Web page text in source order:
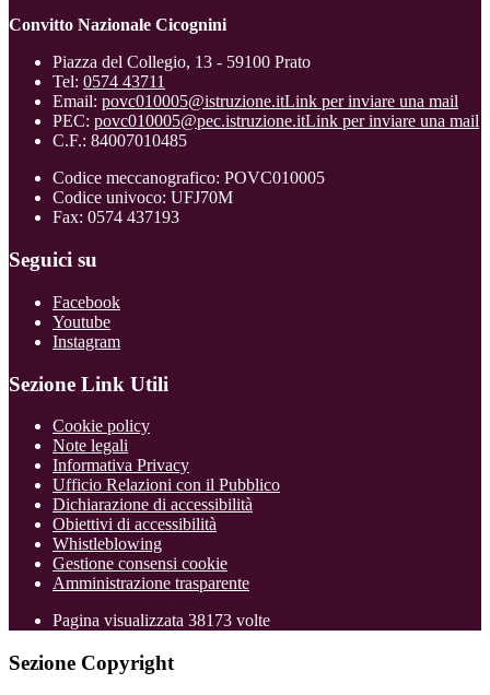
Convitto Nazionale Cicognini
Piazza del Collegio, 13 - 59100 Prato
Tel: 0574 43711
Email: povc010005@istruzione.itLink per inviare una mail
PEC: povc010005@pec.istruzione.itLink per inviare una mail
C.F.: 84007010485
Codice meccanografico: POVC010005
Codice univoco: UFJ70M
Fax: 0574 437193
Seguici su
Facebook
Youtube
Instagram
Sezione Link Utili
Cookie policy
Note legali
Informativa Privacy
Ufficio Relazioni con il Pubblico
Dichiarazione di accessibilità
Obiettivi di accessibilità
Whistleblowing
Gestione consensi cookie
Amministrazione trasparente
Pagina visualizzata 38173 volte
Sezione Copyright